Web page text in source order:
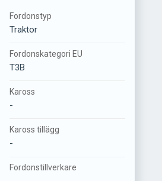
Fordonstyp
Traktor
Fordonskategori EU
T3B
Kaross
-
Kaross tillägg
-
Fordonstillverkare